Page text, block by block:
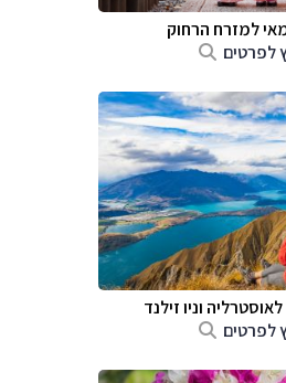
למזרח הרחוק
לפרטים
וניו זילנד
לפרטים